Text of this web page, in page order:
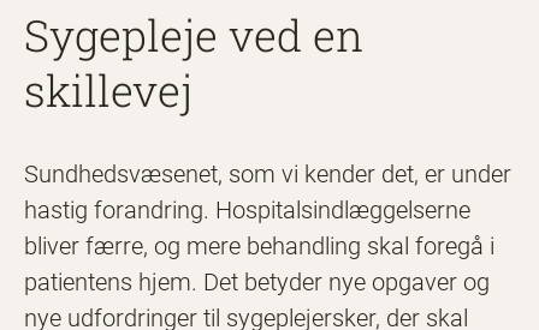
Sygepleje ved en
skillevej
Sundhedsvæsenet, som vi kender det, er under
hastig forandring. Hospitalsindlæggelserne
bliver færre, og mere behandling skal foregå i
patientens hjem. Det betyder nye opgaver og
nye udfordringer til sygeplejersker, der skal